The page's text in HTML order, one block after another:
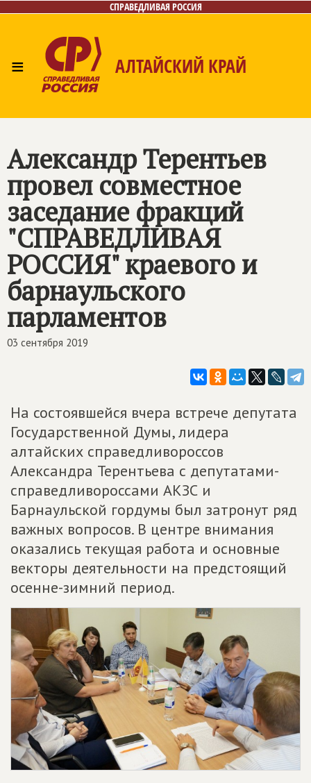
СПРАВЕДЛИВАЯ РОССИЯ
≡ АЛТАЙСКИЙ КРАЙ
Контакты
Александр Терентьев
провел совместное
заседание фракций
"СПРАВЕДЛИВАЯ
РОССИЯ" краевого и
барнаульского
парламентов
03 сентября 2019
На состоявшейся вчера встрече депутата
Государственной Думы, лидера
алтайских справедливороссов
Александра Терентьева с депутатами-
справедливороссами АКЗС и
Барнаульской гордумы был затронут ряд
важных вопросов. В центре внимания
оказались текущая работа и основные
векторы деятельности на предстоящий
осенне-зимний период.